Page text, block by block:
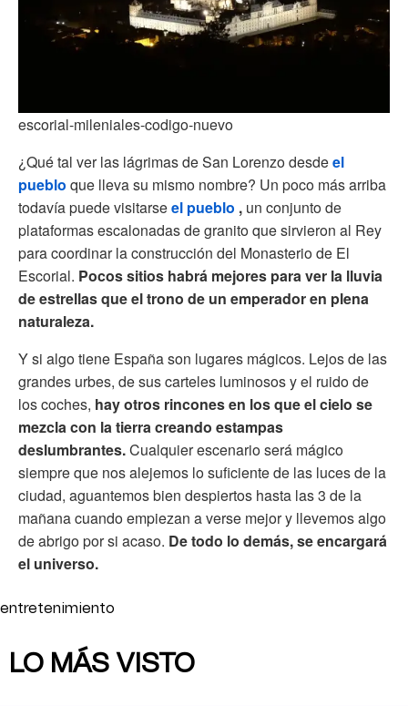
escorial-mileniales-codigo-nuevo
¿Qué tal ver las lágrimas de San Lorenzo desdeel
pueblo que lleva su mismo nombre? Un poco más arriba
todavía puede visitarseel pueblo , un conjunto de
plataformas escalonadas de granito que sirvieron al Rey
para coordinar la construcción del Monasterio de El
Escorial. Pocos sitios habrá mejores para ver la lluvia
de estrellas que el trono de un emperador en plena
naturaleza.
Y si algo tiene España son lugares mágicos. Lejos de las
grandes urbes, de sus carteles luminosos y el ruido de
los coches, hay otros rincones en los que el cielo se
mezcla con la tierra creando estampas
deslumbrantes.Cualquier escenario será mágico
siempre que nos alejemos lo suficiente de las luces de la
ciudad, aguantemos bien despiertos hasta las 3 de la
mañana cuando empiezan a verse mejor y llevemos algo
de abrigo por si acaso. De todo lo demás, se encargará
el universo.
entretenimiento
LO MÁS VISTO